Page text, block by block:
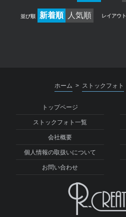
並び順 新着順 人気順 レイアウト
ホーム > ストックフォト
トップページ
ストックフォト一覧
会社概要
個人情報の取扱いについて
お問い合わせ